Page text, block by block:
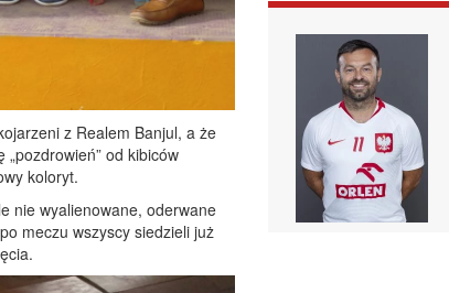
z Realem Banjul, a że
od kibiców
koloryt.
nie wyalienowane, oderwane
meczu wszyscy siedzieli już